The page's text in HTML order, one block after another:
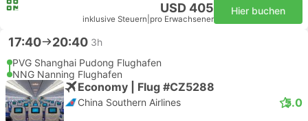
USD 405
inklusive Steuern pro Erwachsener
Hier buchen
17:40 20:40 3h
PVG Shanghai Pudong Flughafen
NNG Nanning Flughafen
Economy | Flug #CZ5288
China Southern Airlines 5.0